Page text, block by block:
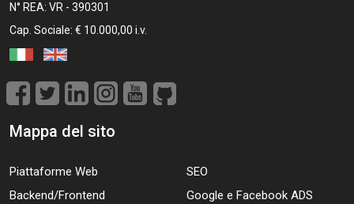
N° REA: VR - 390301
Cap. Sociale: € 10.000,00 i.v.
Mappa del sito
Piattaforme Web
Backend/Frontend
SEO
Google e Facebook ADS